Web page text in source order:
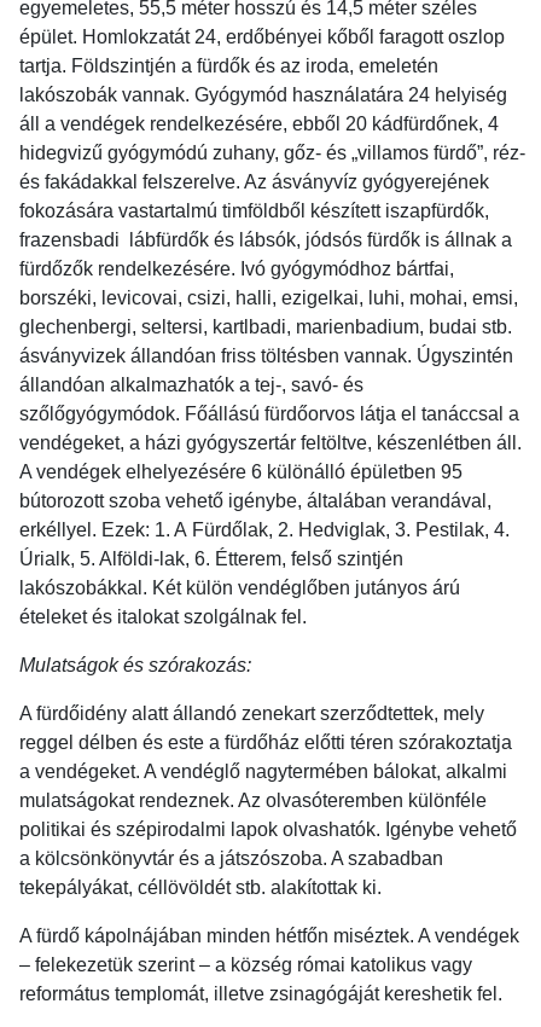
egyemeletes, 55,5 méter hosszú és 14,5 méter széles
épület. Homlokzatát 24, erdőbényei kőből faragott oszlop
tartja. Földszintjén a fürdők és az iroda, emeletén
lakószobák vannak. Gyógymód használatára 24 helyiség
áll a vendégek rendelkezésére, ebből 20 kádfürdőnek, 4
hidegvizű gyógymódú zuhany, gőz- és „villamos fürdő”, réz-
és fakádakkal felszerelve. Az ásványvíz gyógyerejének
fokozására vastartalmú timföldből készített iszapfürdők,
frazensbadi lábfürdők és lábsók, jódsós fürdők is állnak a
fürdőzők rendelkezésére. Ivó gyógymódhoz bártfai,
borszéki, levicovai, csizi, halli, ezigelkai, luhi, mohai, emsi,
glechenbergi, seltersi, kartlbadi, marienbadium, budai stb.
ásványvizek állandóan friss töltésben vannak. Úgyszintén
állandóan alkalmazhatók a tej-, savó- és
szőlőgyógymódok. Főállású fürdőorvos látja el tanáccsal a
vendégeket, a házi gyógyszertár feltöltve, készenlétben áll.
A vendégek elhelyezésére 6 különálló épületben 95
bútorozott szoba vehető igénybe, általában verandával,
erkéllyel. Ezek: 1. A Fürdőlak, 2. Hedviglak, 3. Pestilak, 4.
Úrialk, 5. Alföldi-lak, 6. Étterem, felső szintjén
lakószobákkal. Két külön vendéglőben jutányos árú
ételeket és italokat szolgálnak fel.
Mulatságok és szórakozás:
A fürdőidény alatt állandó zenekart szerződtettek, mely
reggel délben és este a fürdőház előtti téren szórakoztatja
a vendégeket. A vendéglő nagytermében bálokat, alkalmi
mulatságokat rendeznek. Az olvasóteremben különféle
politikai és szépirodalmi lapok olvashatók. Igénybe vehető
a kölcsönkönyvtár és a játszószoba. A szabadban
tekepályákat, céllövöldét stb. alakítottak ki.
A fürdő kápolnájában minden hétfőn miséztek. A vendégek
– felekezetük szerint – a község római katolikus vagy
református templomát, illetve zsinagógáját kereshetik fel.